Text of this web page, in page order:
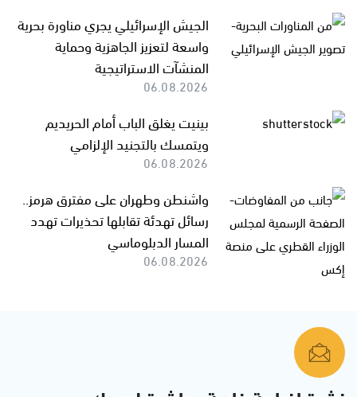
الجيش الإسرائيلي يجري مناورة بحرية
واسعة لتعزيز الجاهزية وحماية
المنشآت الاستراتيجية
06.08.2026
بينيت يغلق الباب أمام الحريديم
ويتمسك بالتجنيد الإلزامي
06.08.2026
واشنطن وطهران على مفترق هرمز..
رسائل تهدئة تقابلها تحذيرات تهدد
المسار الدبلوماسي
06.08.2026